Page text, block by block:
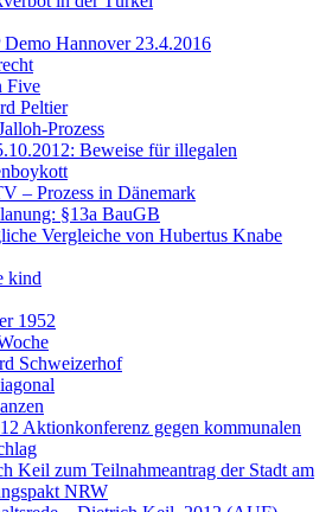
Hannover 23.4.2016
Five
Peltier
Prozess
Beweise für illegalen
– Prozess in Dänemark
§13a BauGB
Vergleiche von Hubertus Knabe
kind
1952
Schweizerhof
Aktionkonferenz gegen kommunalen
Keil zum Teilnahmeantrag der Stadt am
NRW